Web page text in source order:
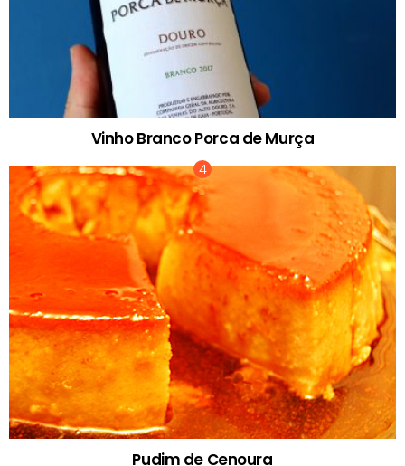
Vinho Branco Porca de Murça
Pudim de Cenoura